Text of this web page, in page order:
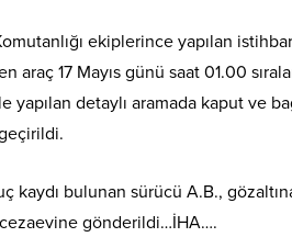
ekiplerince yapılan
araç 17 Mayıs günü saat 01.00
yapılan detaylı aramada kaput ve
kaydı bulunan sürücü A.B.,
gönderildi…İHA….